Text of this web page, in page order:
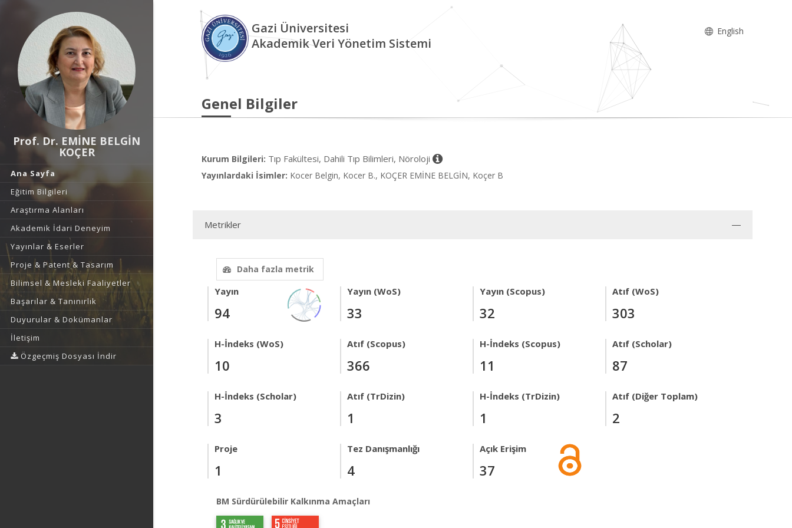
Prof. Dr. EMİNE BELGİN
KOÇER
Ana Sayfa
Eğitim Bilgileri
Araştırma Alanları
Akademik İdari Deneyim
Yayınlar & Eserler
Proje & Patent & Tasarım
Bilimsel & Mesleki Faaliyetler
Başarılar & Tanınırlık
Duyurular & Dokümanlar
İletişim
Özgeçmiş Dosyası İndir
Gazi Üniversitesi
Akademik Veri Yönetim Sistemi
English
Genel Bilgiler
Kurum Bilgileri: Tıp Fakültesi, Dahili Tıp Bilimleri, Nöroloji
Yayınlardaki İsimler: Kocer Belgin, Kocer B., KOÇER EMİNE BELGİN, Koçer B
Metrikler
Daha fazla metrik
Yayın
94
Yayın (WoS)
33
Yayın (Scopus)
32
Atıf (WoS)
303
H-İndeks (WoS)
10
Atıf (Scopus)
366
H-İndeks (Scopus)
11
Atıf (Scholar)
87
H-İndeks (Scholar)
3
Atıf (TrDizin)
1
H-İndeks (TrDizin)
1
Atıf (Diğer Toplam)
2
Proje
1
Tez Danışmanlığı
4
Açık Erişim
37
BM Sürdürülebilir Kalkınma Amaçları